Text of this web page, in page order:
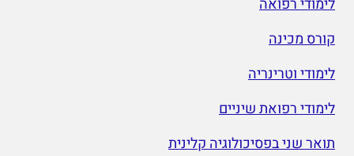
לימודי רפואה
קורס מכינה
לימודי וטרינריה
לימודי רפואת שיניים
תואר שני בפסיכולוגיה קלינית